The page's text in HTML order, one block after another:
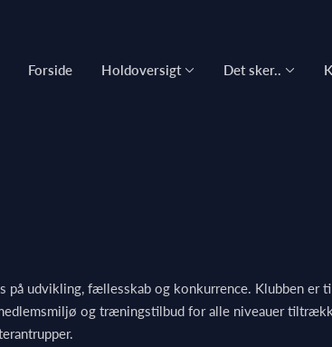
Forside Holdoversigt Det sker..
på udvikling, fællesskab og konkurrence. Klubben
og træningstilbud for alle niveauer